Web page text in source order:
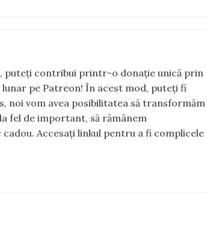
puteți contribui printr-o donație unică prin
pe Patreon! În acest mod, puteți fi
noi vom avea posibilitatea să transformăm
fel de important, să rămânem
Accesați linkul pentru a fi complicele